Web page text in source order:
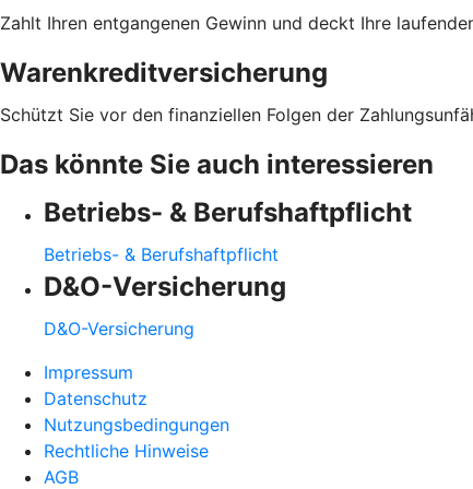
Zahlt Ihren entgangenen Gewinn und deckt Ihre
Warenkreditversicherung
Schützt Sie vor den finanziellen Folgen der
Das könnte Sie auch interessieren
Betriebs- & Berufshaftpflicht
Betriebs- & Berufshaftpflicht
D&O-Versicherung
D&O-Versicherung
Impressum
Datenschutz
Nutzungsbedingungen
Rechtliche Hinweise
AGB